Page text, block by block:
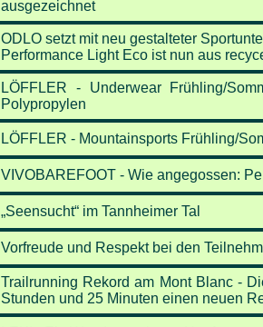
ausgezeichnet
ODLO setzt mit neu gestalteter
Performance Light Eco ist nun aus
LÖFFLER - Underwear Frühling/
Polypropylen
LÖFFLER - Mountainsports Frühling/
VIVOBAREFOOT - Wie angegossen:
„Seensucht“ im Tannheimer Tal
Vorfreude und Respekt bei den
Trailrunning Rekord am Mont Blanc -
Stunden und 25 Minuten einen neuen